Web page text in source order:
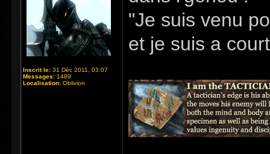
Inscrit le: 31 Déc 2011, 03:07
Messages: 1489
Localisation: Oblivion
"Je suis venu
et je suis a